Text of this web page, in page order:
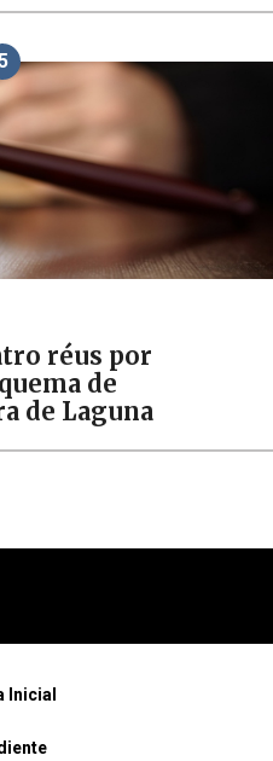
réus por
de
de Laguna
Inicial